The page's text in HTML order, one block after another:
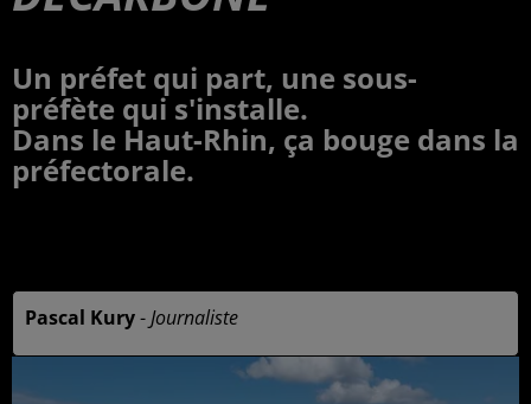
Un préfet qui part, une sous-
préfète qui s'installe.
Dans le Haut-Rhin, ça bouge dans la
préfectorale.
Pascal Kury-Journaliste